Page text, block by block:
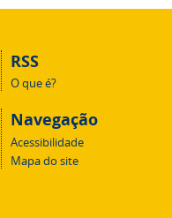
RSS
O que é?
Navegação
Acessibilidade
Mapa do site